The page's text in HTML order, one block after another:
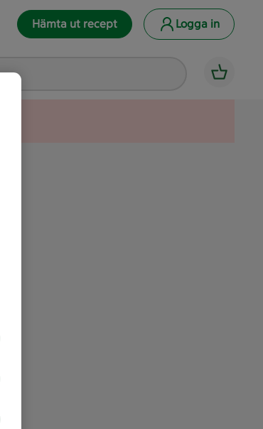
Hämta ut recept Logga in